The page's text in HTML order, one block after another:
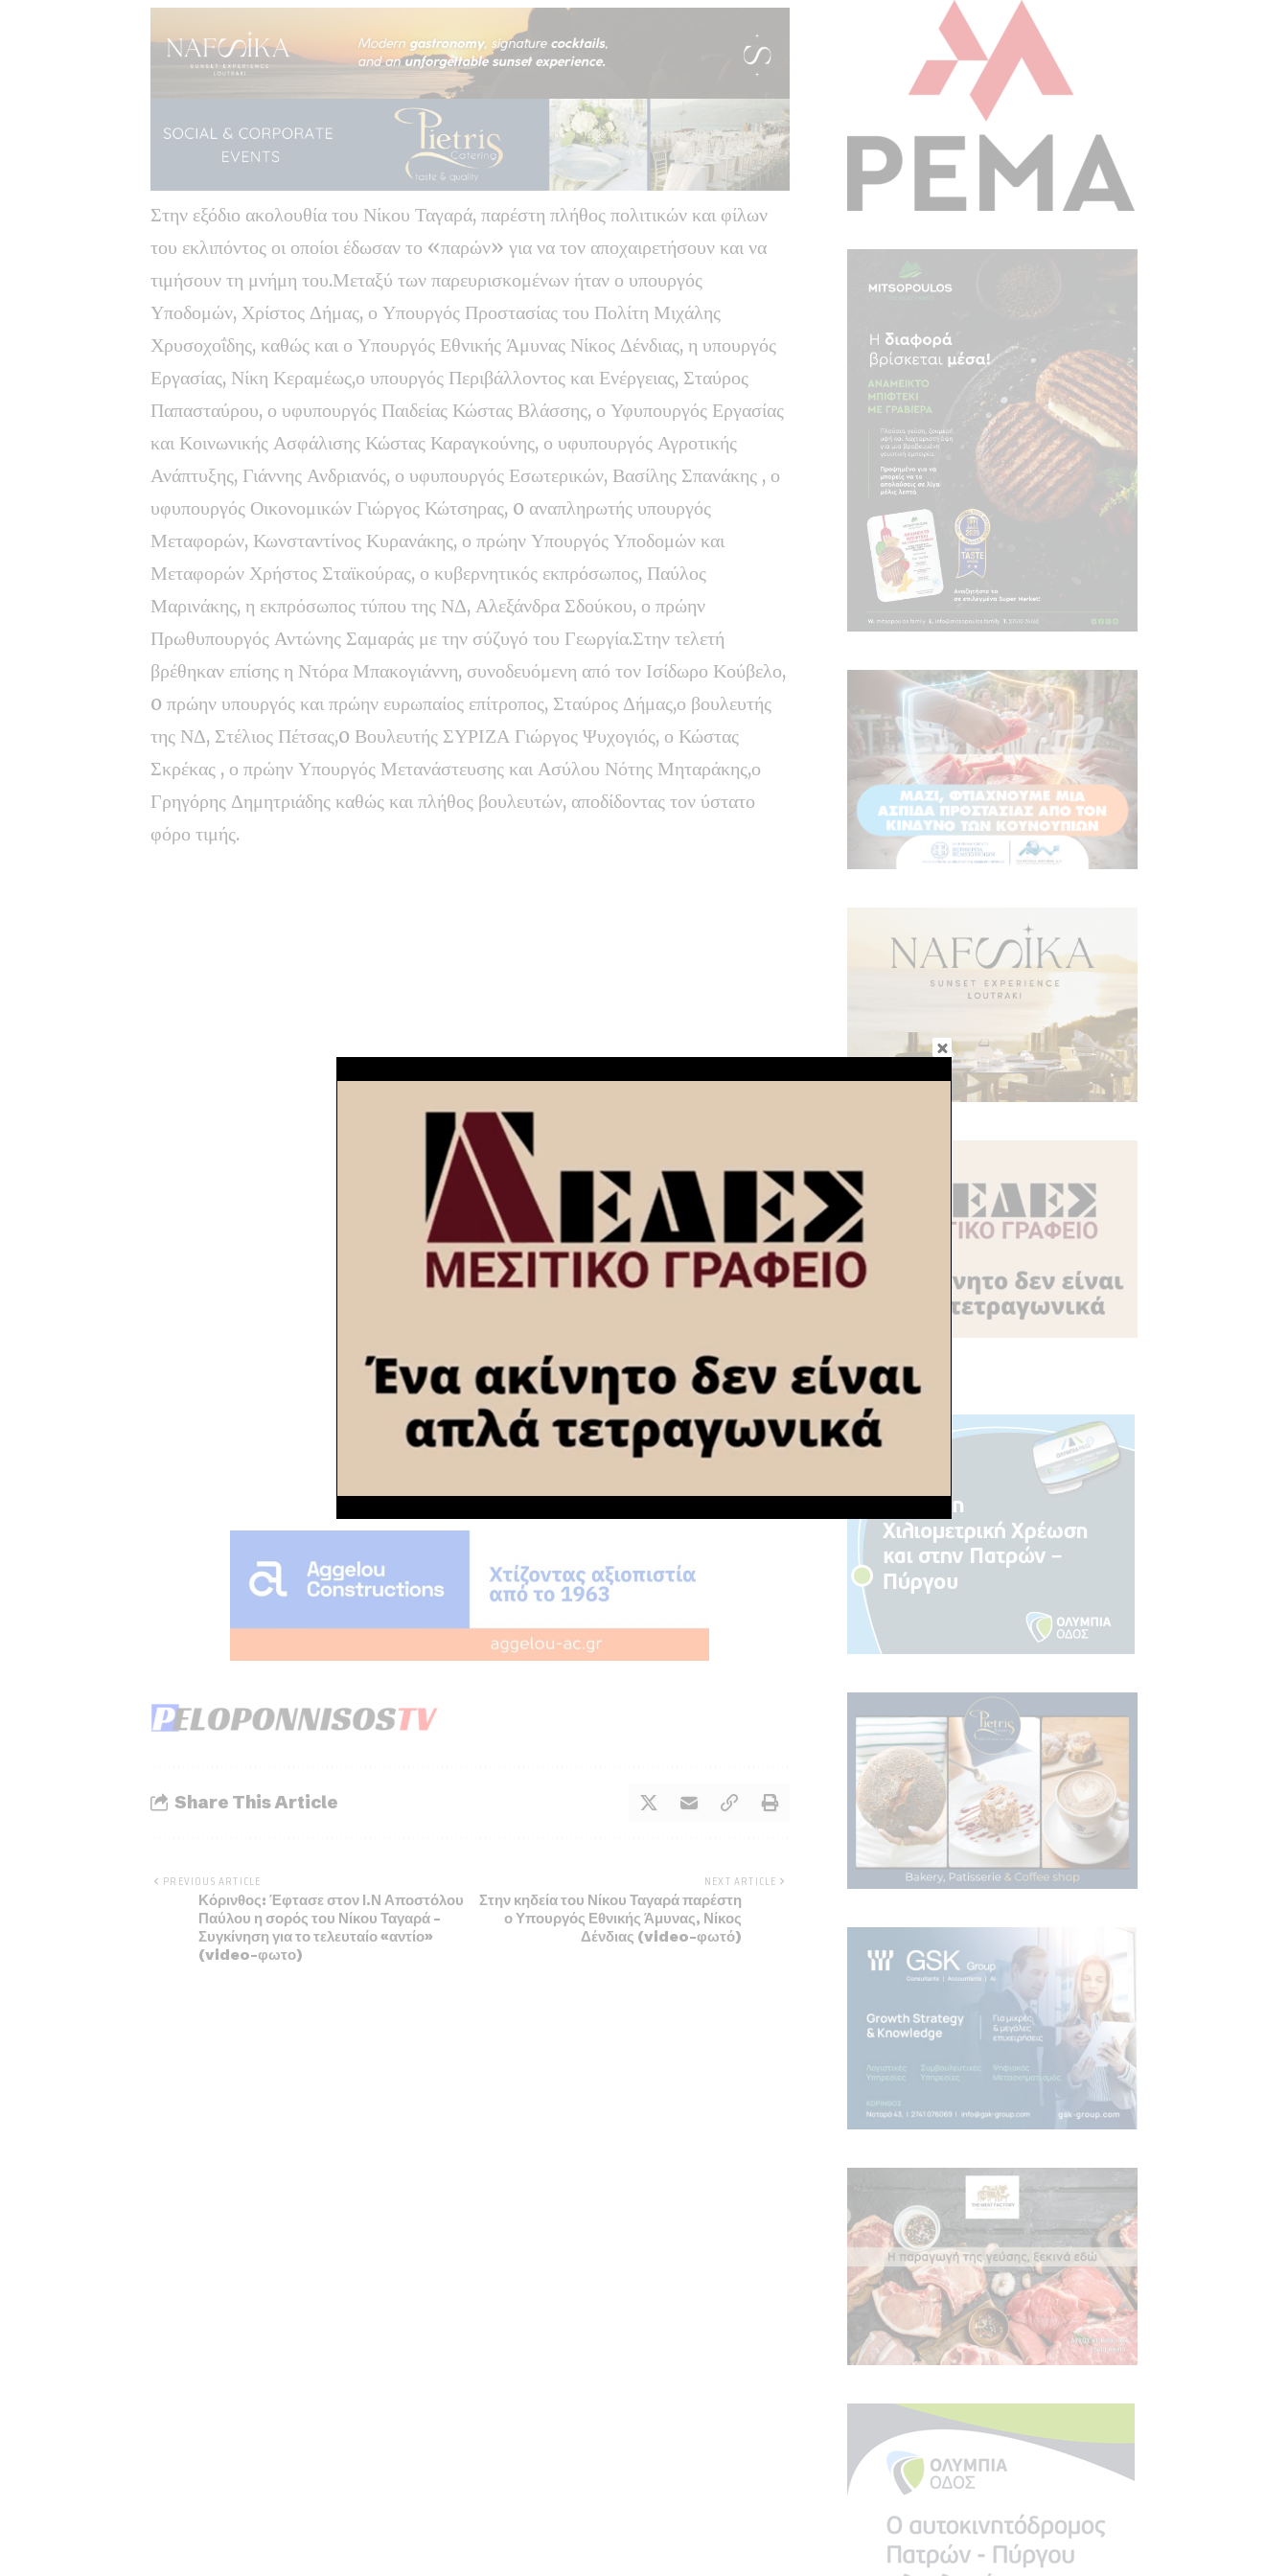
Στην εξόδιο ακολουθία του Νίκου Ταγαρά, παρέστη πλήθος πολιτικών και φίλων
του εκλιπόντος οι οποίοι έδωσαν το «παρών» για να τον αποχαιρετήσουν και να
τιμήσουν τη μνήμη του.Μεταξύ των παρευρισκομένων ήταν ο υπουργός
Υποδομών, Χρίστος Δήμας, ο Υπουργός Προστασίας του Πολίτη Μιχάλης
Χρυσοχοΐδης, καθώς και ο Υπουργός Εθνικής Άμυνας Νίκος Δένδιας, η υπουργός
Εργασίας, Νίκη Κεραμέως,ο υπουργός Περιβάλλοντος και Ενέργειας, Σταύρος
Παπασταύρου, ο υφυπουργός Παιδείας Κώστας Βλάσσης, ο Υφυπουργός Εργασίας
και Κοινωνικής Ασφάλισης Κώστας Καραγκούνης, ο υφυπουργός Αγροτικής
Ανάπτυξης, Γιάννης Ανδριανός, ο υφυπουργός Εσωτερικών, Βασίλης Σπανάκης , ο
υφυπουργός Οικονομικών Γιώργος Κώτσηρας, o αναπληρωτής υπουργός
Μεταφορών, Κωνσταντίνος Κυρανάκης, ο πρώην Υπουργός Υποδομών και
Μεταφορών Χρήστος Σταϊκούρας, ο κυβερνητικός εκπρόσωπος, Παύλος
Μαρινάκης, η εκπρόσωπος τύπου της ΝΔ, Αλεξάνδρα Σδούκου, ο πρώην
Πρωθυπουργός Αντώνης Σαμαράς με την σύζυγό του Γεωργία.Στην τελετή
βρέθηκαν επίσης η Ντόρα Μπακογιάννη, συνοδευόμενη από τον Ισίδωρο Κούβελο,
o πρώην υπουργός και πρώην ευρωπαίος επίτροπος, Σταύρος Δήμας,ο βουλευτής
της ΝΔ, Στέλιος Πέτσας,o Βουλευτής ΣΥΡΙΖΑ Γιώργος Ψυχογιός, ο Κώστας
Σκρέκας , ο πρώην Υπουργός Μετανάστευσης και Ασύλου Νότης Μηταράκης,ο
Γρηγόρης Δημητριάδης καθώς και πλήθος βουλευτών, αποδίδοντας τον ύστατο
φόρο τιμής.
Share This Article
PREVIOUS ARTICLE
Κόρινθος: Έφτασε στον Ι.Ν Αποστόλου
Παύλου η σορός του Νίκου Ταγαρά –
Συγκίνηση για το τελευταίο «αντίο»
(video-φωτο)
NEXT ARTICLE
Στην κηδεία του Νίκου Ταγαρά παρέστη
ο Υπουργός Εθνικής Άμυνας, Νίκος
Δένδιας (video-φωτό)